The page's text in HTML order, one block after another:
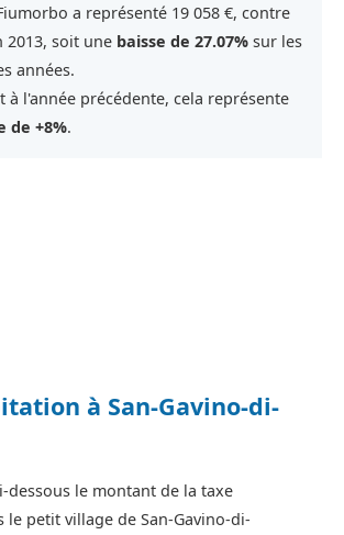
a représenté 19 058 €, contre
2013, soit une baisse de 27.07% sur les
années.
à l'année précédente, cela représente
de +8%.
à San-Gavino-di-
dessous le montant de la taxe
petit village de San-Gavino-di-